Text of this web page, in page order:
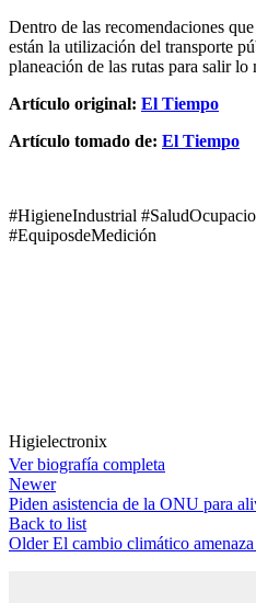
Dentro de las recomendaciones
están la utilización del transporte
planeación de las rutas para salir
Artículo original: El Tiempo
Artículo tomado de: El Tiempo
#HigieneIndustrial
#EquiposdeMedición
Higielectronix
Ver biografía completa
Newer
Piden asistencia de la ONU para
Back to list
Older El cambio climático